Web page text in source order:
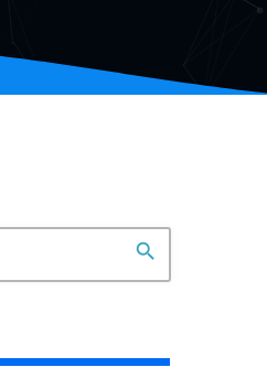
search